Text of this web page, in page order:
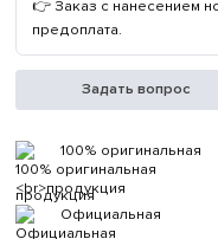
👉 Заказ с нанесением
предоплата.
Задать вопрос
100% оригинальная
продукция
Официальная